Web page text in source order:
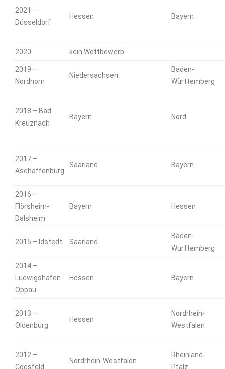
2021 –
Düsseldorf
Hessen Bayern
2020 kein Wettbewerb
2019 –
Nordhorn
Niedersachsen
Baden-
Württemberg
2018 – Bad
Kreuznach
Bayern Nord
2017 –
Aschaffenburg
Saarland Bayern
2016 –
Flörsheim-
Dalsheim
Bayern Hessen
2015 – Idstedt Saarland
Baden-
Württemberg
2014 –
Ludwigshafen-
Oppau
Hessen Bayern
2013 –
Oldenburg
Hessen
Nordrhein-
Westfalen
2012 –
Coesfeld
Nordrhein-Westfalen
Rheinland-
Pfalz